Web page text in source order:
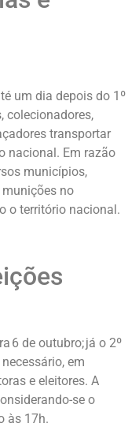
um dia depois do 1º
colecionadores,
transportar
nacional. Em razão
municípios,
no
o território nacional.
6 de outubro; já o 2º
em
e eleitores. A
se o
às 17h.